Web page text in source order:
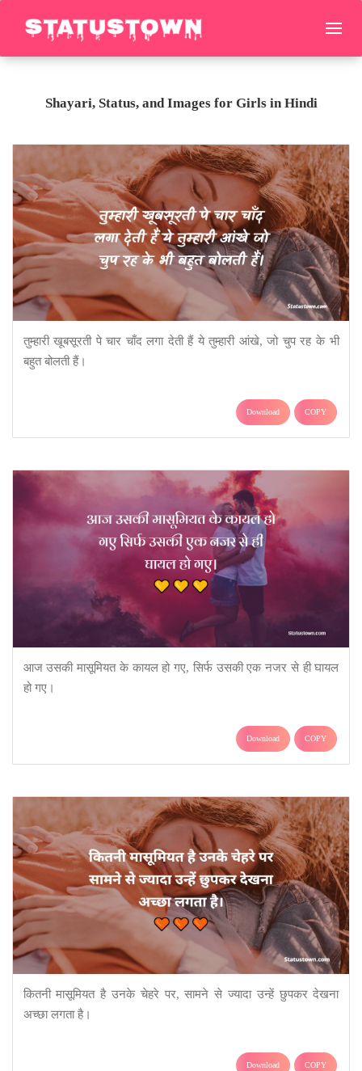
Shayari, Status, and Images for Girls in Hindi
तुम्हारी खूबसूरती पे चार चाँद लगा देती हैं ये तुम्हारी आंखे, जो चुप रह के भी
बहुत बोलती हैं।
Download COPY
आज उसकी मासूमियत के कायल हो गए, सिर्फ उसकी एक नजर से ही घायल
हो गए।
Download COPY
कितनी मासूमियत है उनके चेहरे पर, सामने से ज्यादा उन्हें छुपकर देखना
अच्छा लगता है।
Download COPY